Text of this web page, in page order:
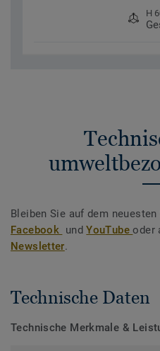
H
Bleiben Sie auf dem
Facebook undYouTubeoder
Newsletter.
Technische Daten
Technische Merkmale &